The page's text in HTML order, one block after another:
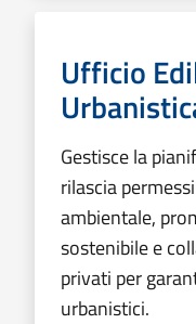
Ufficio
Gestisce la
rilascia
ambientale,
sostenibile e
privati per
urbanistici.